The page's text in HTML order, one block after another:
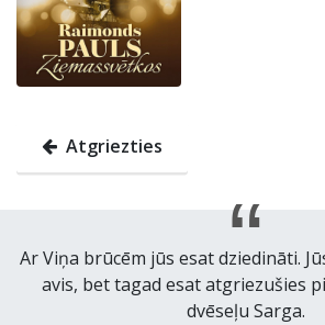
Atgriezties
Ar Viņa brūcēm jūs esat dziedināti.
avis, bet tagad esat atgriezušies
dvēseļu Sarga.